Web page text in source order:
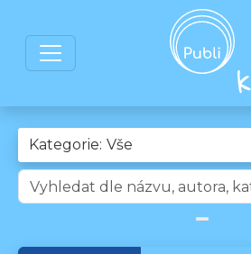
Kategorie: